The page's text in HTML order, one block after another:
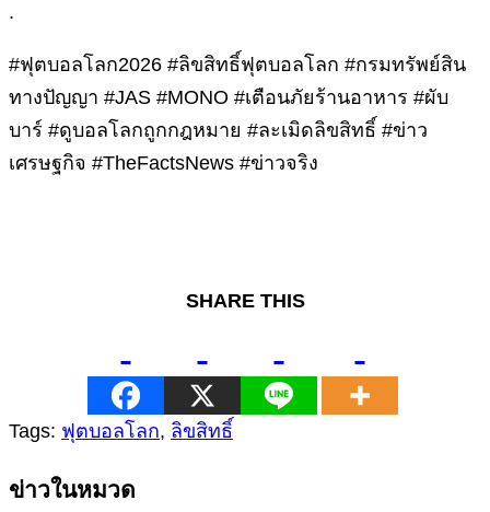
.
#ฟุตบอลโลก2026 #ลิขสิทธิ์ฟุตบอลโลก #กรมทรัพย์สิน
ทางปัญญา #JAS #MONO #เตือนภัยร้านอาหาร #ผับ
บาร์ #ดูบอลโลกถูกกฎหมาย #ละเมิดลิขสิทธิ์ #ข่าว
เศรษฐกิจ #TheFactsNews #ข่าวจริง
SHARE THIS
Tags: ฟุตบอลโลก, ลิขสิทธิ์
Continue
ข่าวในหมวด